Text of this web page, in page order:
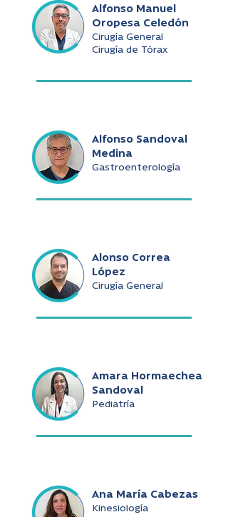
Alfonso Manuel
Oropesa Celedón
Cirugía General
Cirugía de Tórax
Alfonso Sandoval
Medina
Gastroenterología
Alonso Correa
López
Cirugía General
Amara Hormaechea
Sandoval
Pediatría
Ana María Cabezas
Kinesiología